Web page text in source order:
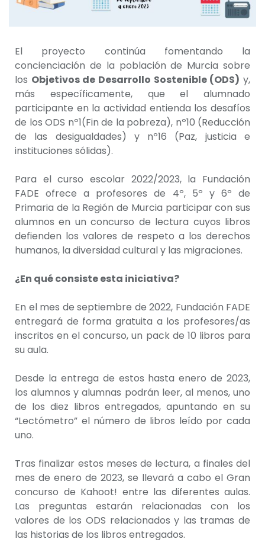
El proyecto continúa fomentando la
concienciación de la población de Murcia sobre
los Objetivos de Desarrollo Sostenible (ODS) y,
más específicamente, que el alumnado
participante en la actividad entienda los desafíos
de los ODS nº1(Fin de la pobreza), nº10 (Reducción
de las desigualdades) y nº16 (Paz, justicia e
instituciones sólidas).
Para el curso escolar 2022/2023, la Fundación
FADE ofrece a profesores de 4º, 5º y 6º de
Primaria de la Región de Murcia participar con sus
alumnos en un concurso de lectura cuyos libros
defienden los valores de respeto a los derechos
humanos, la diversidad cultural y las migraciones.
¿En qué consiste esta iniciativa?
En el mes de septiembre de 2022, Fundación FADE
entregará de forma gratuita a los profesores/as
inscritos en el concurso, un pack de 10 libros para
su aula.
Desde la entrega de estos hasta enero de 2023,
los alumnos y alumnas podrán leer, al menos, uno
de los diez libros entregados, apuntando en su
“Lectómetro” el número de libros leído por cada
uno.
Tras finalizar estos meses de lectura, a finales del
mes de enero de 2023, se llevará a cabo el Gran
concurso de Kahoot! entre las diferentes aulas.
Las preguntas estarán relacionadas con los
valores de los ODS relacionados y las tramas de
las historias de los libros entregados.